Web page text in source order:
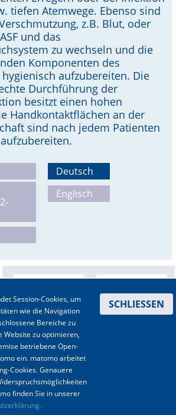
tiefen Atemwege. Ebenso sind
z.B. Blut, oder
und das
zu wechseln und die
Komponenten des
aufzubereiten. Die
Durchführung der
besitzt einen hohen
Handkontaktflächen an der
sind nach jedem Patienten
Deutsch
Englisch
Datenschutz
Session-Cookies, um
wie die Navigation
Bereiche zu
Website zu optimieren,
betriebene Open-
ein. matomo arbeitet
Cookies. Genauere
finden Sie in unserer
SCHLIESSEN